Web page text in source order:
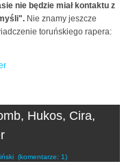
nie będzie miał kontaktu z
Nie znamy jeszcze
toruńskiego rapera:
Hukos, Cira,
(komentarze: 1)